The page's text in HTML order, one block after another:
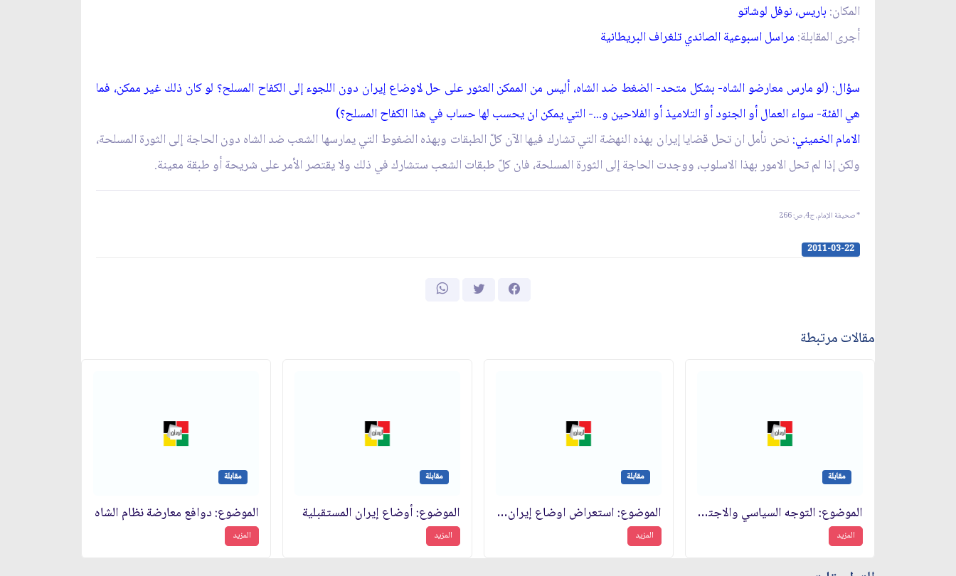
المكان: باريس، نوفل لوشاتو
أجرى المقابلة: مراسل اسبوعية الصاندي تلغراف البريطانية
سؤال: (لو مارس معارضو الشاه- بشكل متحد- الضغط ضد الشاه، أليس من الممكن العثور على حل لاوضاع إيران دون اللجوء إلى الكفاح المسلح؟ لو كان ذلك غير ممكن، فما
هي الفئة- سواء العمال أو الجنود أو التلاميذ أو الفلاحين و...- التي يمكن ان يحسب لها حساب في هذا الكفاح المسلح؟)
الامام الخميني: نحن نأمل ان تحل قضايا إيران بهذه النهضة التي تشارك فيها الآن كلّ الطبقات وبهذه الضغوط التي يمارسها الشعب ضد الشاه دون الحاجة إلى الثورة المسلحة،
ولكن إذا لم تحل الامور بهذا الاسلوب، ووجدت الحاجة إلى الثورة المسلحة، فان كلّ طبقات الشعب ستشارك في ذلك ولا يقتصر الأمر على شريحة أو طبقة معينة.
*صحيفة الإمام، ج‏4، ص: 266
2011-03-22
مقالات مرتبطة
مقابلة
الموضوع: التوجه السياسي والاجتماعي للنظام الإسلامي‏
المزيد
مقابلة
الموضوع: استعراض اوضاع إيران المستقبلية
المزيد
مقابلة
الموضوع: أوضاع إيران المستقبلية
المزيد
مقابلة
الموضوع: دوافع معارضة نظام الشاه‏
المزيد